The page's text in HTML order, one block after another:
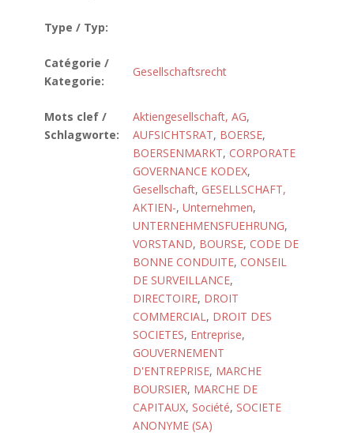
Type / Typ:
Catégorie /
Kategorie:
Gesellschaftsrecht
Mots clef /
Schlagworte:
Aktiengesellschaft, AG,
AUFSICHTSRAT, BOERSE,
BOERSENMARKT, CORPORATE
GOVERNANCE KODEX,
Gesellschaft, GESELLSCHAFT,
AKTIEN-, Unternehmen,
UNTERNEHMENSFUEHRUNG,
VORSTAND, BOURSE, CODE DE
BONNE CONDUITE, CONSEIL
DE SURVEILLANCE,
DIRECTOIRE, DROIT
COMMERCIAL, DROIT DES
SOCIETES, Entreprise,
GOUVERNEMENT
D'ENTREPRISE, MARCHE
BOURSIER, MARCHE DE
CAPITAUX, Société, SOCIETE
ANONYME (SA)